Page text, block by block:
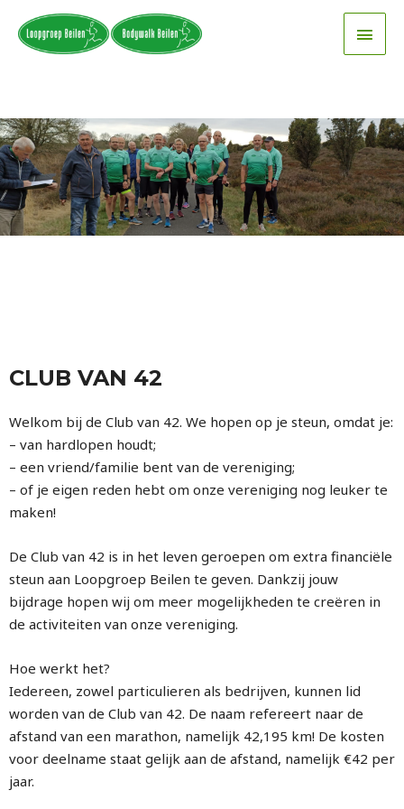
CLUB VAN 42
Welkom bij de Club van 42. We hopen op je steun, omdat je:
– van hardlopen houdt;
– een vriend/familie bent van de vereniging;
– of je eigen reden hebt om onze vereniging nog leuker te
maken!
De Club van 42 is in het leven geroepen om extra financiële
steun aan Loopgroep Beilen te geven. Dankzij jouw
bijdrage hopen wij om meer mogelijkheden te creëren in
de activiteiten van onze vereniging.
Hoe werkt het?
Iedereen, zowel particulieren als bedrijven, kunnen lid
worden van de Club van 42. De naam refereert naar de
afstand van een marathon, namelijk 42,195 km! De kosten
voor deelname staat gelijk aan de afstand, namelijk €42 per
jaar.